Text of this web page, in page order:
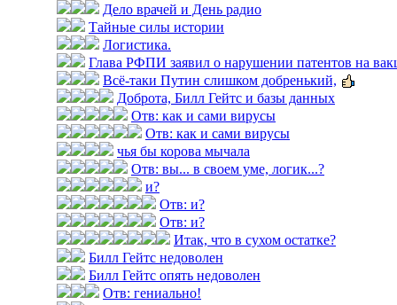
Дело врачей и День радио
Тайные силы истории
Логистика.
Глава РФПИ заявил о нарушении патентов на
Всё-таки Путин слишком добренький,
Доброта, Билл Гейтс и базы данных
Отв: как и сами вирусы
Отв: как и сами вирусы
чья бы корова мычала
Отв: вы... в своем уме, логик...?
и?
Отв: и?
Отв: и?
Итак, что в сухом остатке?
Билл Гейтс недоволен
Билл Гейтс опять недоволен
Отв: гениально!